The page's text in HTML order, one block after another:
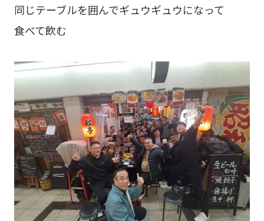
同じテーブルを囲んでギュウギュウになって
食べて飲む